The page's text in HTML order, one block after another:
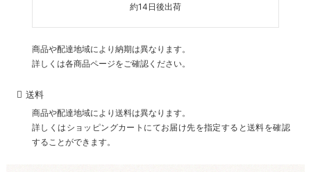
約14日後出荷
商品や配達地域により納期は異なります。
詳しくは各商品ページをご確認ください。
送料
商品や配達地域により送料は異なります。
詳しくはショッピングカートにてお届け先を指定すると送料を確認
することができます。